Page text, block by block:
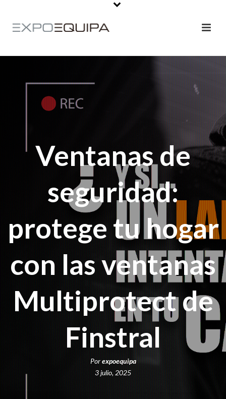
Ventanas de
seguridad:
protege tu hogar
con las ventanas
Multiprotect de
Finstral
Porexpoequipa
3 julio, 2025